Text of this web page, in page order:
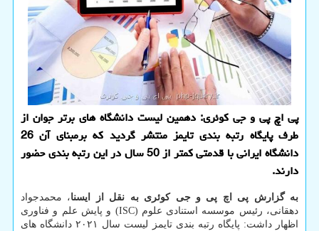
پی اچ پی و جی کوئری: دهمین لیست دانشگاه های برتر جوان از
طرف پایگاه رتبه بندی تایمز منتشر گردید که برمبنای آن 26
دانشگاه ایرانی با قدمتی کمتر از 50 سال در این رتبه بندی حضور
دارند.
به گزارش پی اچ پی و جی کوئری به نقل از ایسنا، محمدجواد
دهقانی، رئیس موسسه استنادی علوم (ISC) و پایش علم و فناوری
اظهار داشت: پایگاه رتبه بندی تایمز لیست سال ۲۰۲۱ دانشگاه های